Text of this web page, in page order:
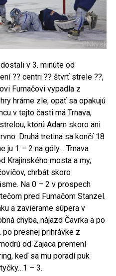
v 3. minúte od
?? centri ?? štvrť strele ??,
Fumačovi vypadla z
hráme zle, opäť sa opakujú
v tejto časti má Trnava,
ktorú Adam skoro ani
Druhá tretina sa končí 18
ju 1 – 2 na góly… Trnava
Krajinského mosta a my,
chrbát skoro
Na 0 – 2 v prospech
pred Fumačom Stanzel.
a zavierame súpera v
chyba, nájazd Čavrka a po
po presnej prihrávke z
od Zajaca premení
keď sa mu poradí puk
– 3.